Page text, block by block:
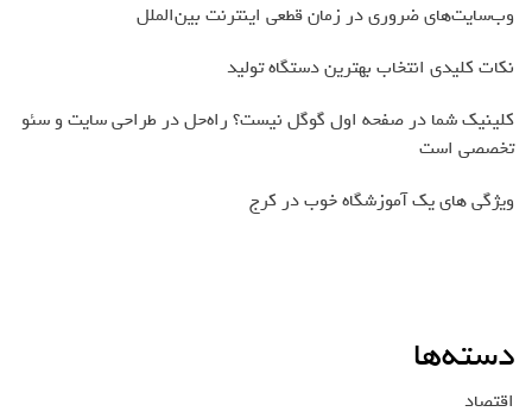
وب‌سایت‌های ضروری در زمان قطعی اینترنت بین‌الملل
نکات کلیدی انتخاب بهترین دستگاه تولید
کلینیک شما در صفحه اول گوگل نیست؟ راه‌حل در طراحی سایت و سئو
تخصصی است
ویژگی های یک آموزشگاه خوب در کرج
دسته‌ها
اقتصاد